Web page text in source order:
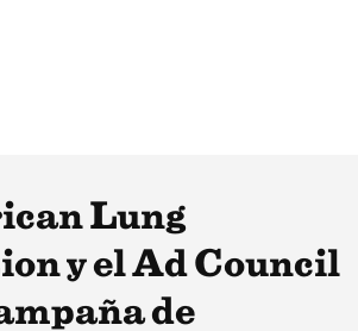
Lung
y el Ad Council
de